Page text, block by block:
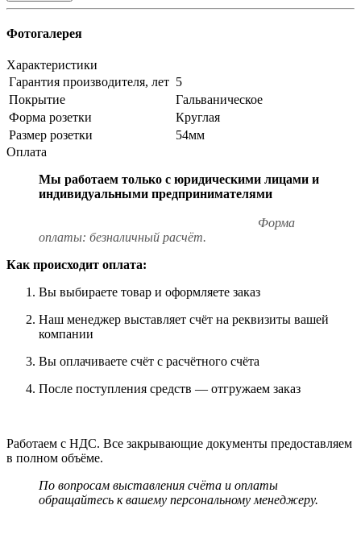
Фотогалерея
Характеристики
Гарантия производителя, лет 5
Покрытие
Гальваническое
Форма розетки
Круглая
Размер розетки
54мм
Оплата
Мы работаем только с юридическими лицами и
индивидуальными предпринимателями
Форма
оплаты: безналичный расчёт.
Как происходит оплата:
Вы выбираете товар и оформляете заказ
Наш менеджер выставляет счёт на реквизиты вашей
компании
Вы оплачиваете счёт с расчётного счёта
После поступления средств — отгружаем заказ
Работаем с НДС. Все закрывающие документы предоставляем
в полном объёме.
По вопросам выставления счёта и оплаты
обращайтесь к вашему персональному менеджеру.